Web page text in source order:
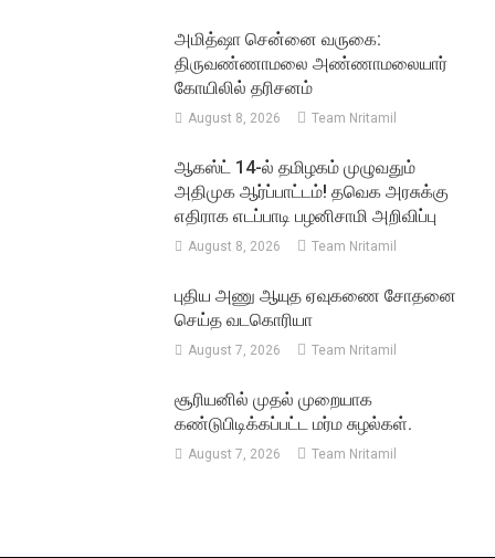
அமித்ஷா சென்னை வருகை:
திருவண்ணாமலை அண்ணாமலையார்
கோயிலில் தரிசனம்
August 8, 2026 Team Nritamil
ஆகஸ்ட் 14-ல் தமிழகம் முழுவதும்
அதிமுக ஆர்ப்பாட்டம்! தவெக அரசுக்கு
எதிராக எடப்பாடி பழனிசாமி அறிவிப்பு
August 8, 2026 Team Nritamil
புதிய அணு ஆயுத ஏவுகணை சோதனை
செய்த வடகொரியா
August 7, 2026 Team Nritamil
சூரியனில் முதல் முறையாக
கண்டுபிடிக்கப்பட்ட மர்ம சுழல்கள்.
August 7, 2026 Team Nritamil